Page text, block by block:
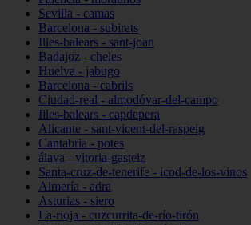
Sevilla - camas
Barcelona - subirats
Illes-balears - sant-joan
Badajoz - cheles
Huelva - jabugo
Barcelona - cabrils
Ciudad-real - almodóvar-del-campo
Illes-balears - capdepera
Alicante - sant-vicent-del-raspeig
Cantabria - potes
álava - vitoria-gasteiz
Santa-cruz-de-tenerife - icod-de-los-vinos
Almería - adra
Asturias - siero
La-rioja - cuzcurrita-de-río-tirón